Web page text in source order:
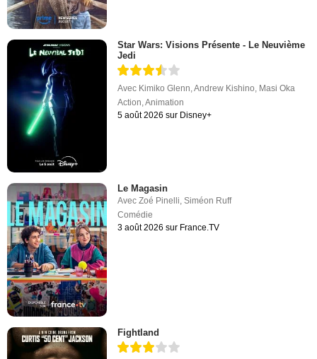
Star Wars: Visions Présente - Le Neuvième
Jedi
Avec Kimiko Glenn,Andrew Kishino, Masi Oka
Action,Animation
5 août 2026 sur Disney+
Le Magasin
AvecZoé Pinelli,Siméon Ruff
Comédie
3 août 2026 sur France.TV
Fightland